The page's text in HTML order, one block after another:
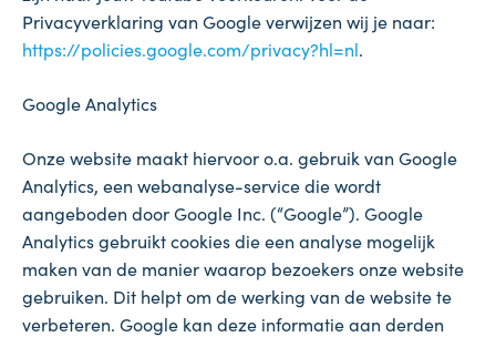
Privacyverklaring van Google verwijzen wij je naar:
https://policies.google.com/privacy?hl=nl.
Google Analytics
Onze website maakt hiervoor o.a. gebruik van Google
Analytics, een webanalyse-service die wordt
aangeboden door Google Inc. (“Google”). Google
Analytics gebruikt cookies die een analyse mogelijk
maken van de manier waarop bezoekers onze website
gebruiken. Dit helpt om de werking van de website te
verbeteren. Google kan deze informatie aan derden